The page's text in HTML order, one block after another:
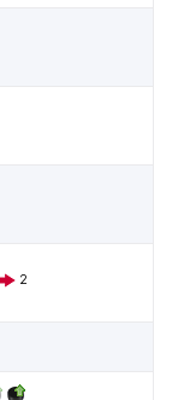
2